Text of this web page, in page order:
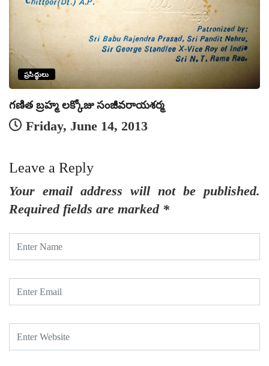
ప్రసిద్ధులు
గణిత బ్రహ్మ లక్కోజు సంజీవరాయశర్మ
Friday, June 14, 2013
Leave a Reply
Your email address will not be published.
Required fields are marked *